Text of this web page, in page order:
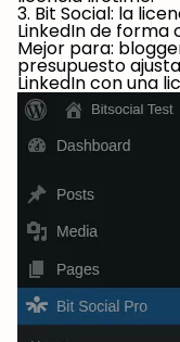
3. Bit Social: la
LinkedIn de forma
Mejor para:
presupuesto
LinkedIn con una